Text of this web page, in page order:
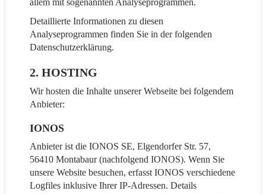
allem mit sogenannten Analyseprogrammen.
Detaillierte Informationen zu diesen
Analyseprogrammen finden Sie in der folgenden
Datenschutzerklärung.
2. HOSTING
Wir hosten die Inhalte unserer Webseite bei folgendem
Anbieter:
IONOS
Anbieter ist die IONOS SE, Elgendorfer Str. 57,
56410 Montabaur (nachfolgend IONOS). Wenn Sie
unsere Website besuchen, erfasst IONOS verschiedene
Logfiles inklusive Ihrer IP-Adressen. Details